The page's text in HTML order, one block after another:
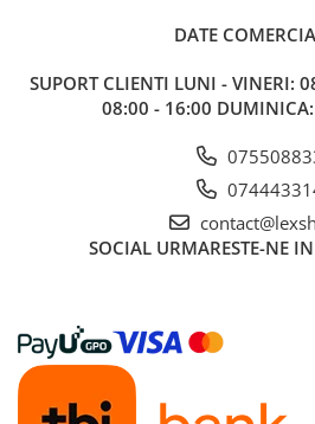
Manuale
Premium
Harti
Teren
Alte RPG
DATE
SUPORT CLIENTI LUNI - VINERI:
08:00 - 16:00
SOCIAL URMARESTE-NE